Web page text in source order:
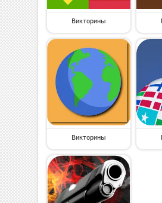
Викторины
Викторины